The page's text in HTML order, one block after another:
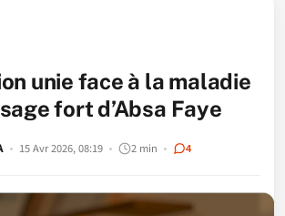
unie face à la maladie
fort d’Absa Faye
15 Avr 2026, 08:19 2 min 4